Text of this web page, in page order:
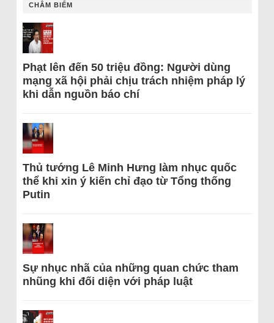
CHÂM BIẾM
Phạt lên đến 50 triệu đồng: Người dùng
mạng xã hội phải chịu trách nhiệm pháp lý
khi dẫn nguồn báo chí
Thủ tướng Lê Minh Hưng làm nhục quốc
thể khi xin ý kiến chỉ đạo từ Tổng thống
Putin
Sự nhục nhã của những quan chức tham
nhũng khi đối diện với pháp luật